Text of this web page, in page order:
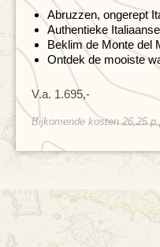
Abruzzen, ongerept
Authentieke
Beklim de Monte del
Ontdek de mooiste
V.a. 1.695,-
Bijkomende kosten 26,25